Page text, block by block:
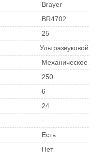
Brayer
BR4702
25
Ультразвуковой
Механическое
250
6
24
-
Есть
Нет